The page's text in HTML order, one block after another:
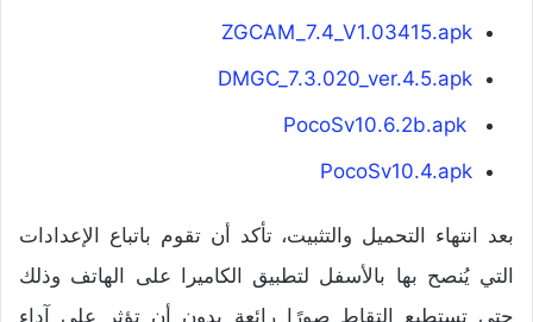
ZGCAM_7.4_V1.03415.apk
DMGC_7.3.020_ver.4.5.apk
PocoSv10.6.2b.apk
PocoSv10.4.apk
بعد انتهاء التحميل والتثبيت، تأكد أن تقوم باتباع الإعدادات
التي يُنصح بها بالأسفل لتطبيق الكاميرا على الهاتف وذلك
حتى تستطيع إلتقاط صورًا رائعة بدون أن تؤثر على آداء